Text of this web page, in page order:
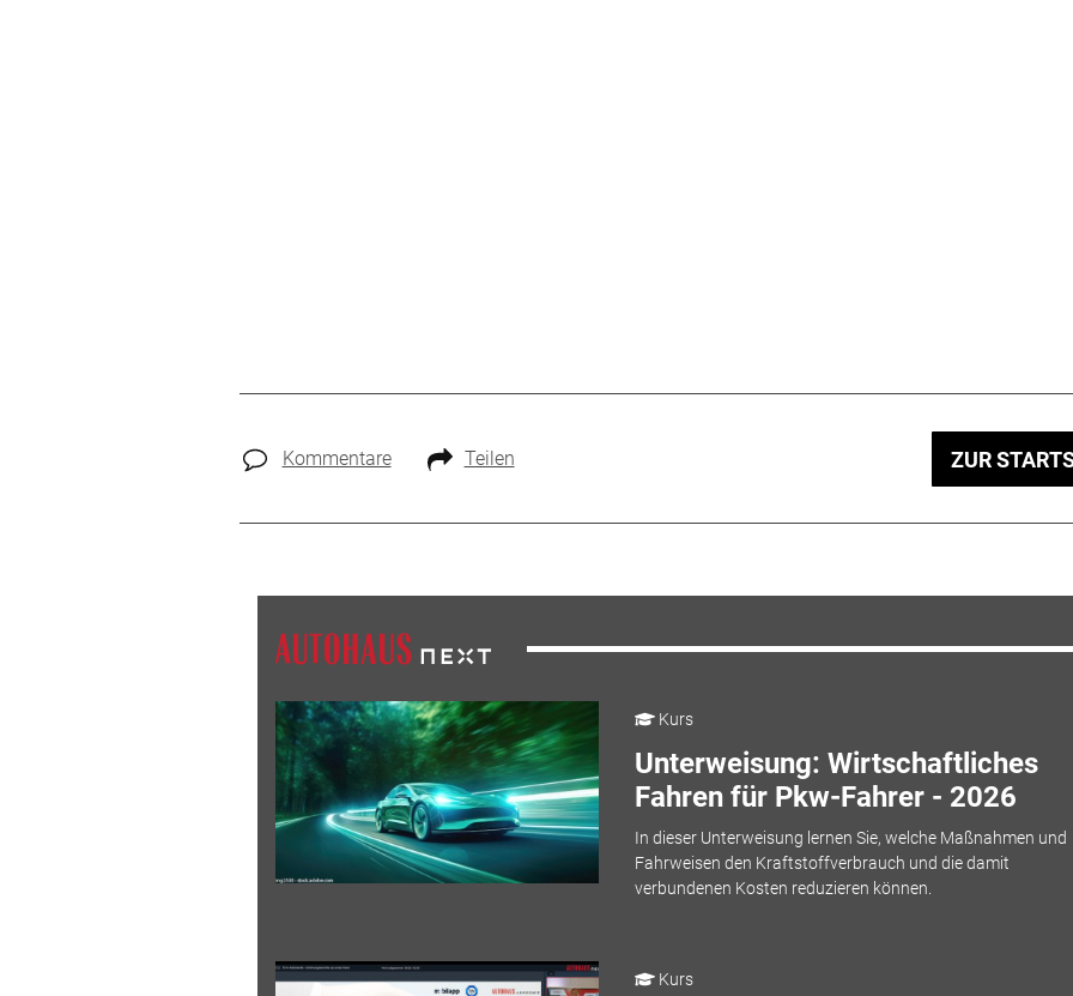
Kommentare Teilen ZUR
Kurs
Unterweisung: Wirtschaftliches
Fahren für Pkw-Fahrer - 2026
In dieser Unterweisung lernen Sie, welche Maßnahmen und
Fahrweisen den Kraftstoffverbrauch und die damit
verbundenen Kosten reduzieren können.
Kurs